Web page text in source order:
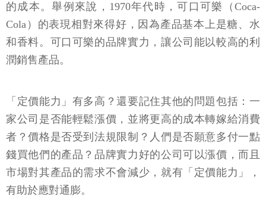
的成本。舉例來說，1970年代時，可口可樂（Coca-
Cola）的表現相對來得好，因為產品基本上是糖、水
和香料。可口可樂的品牌實力，讓公司能以較高的利
潤銷售產品。
「定價能力」有多高？還要記住其他的問題包括：一
家公司是否能輕鬆漲價，並將更高的成本轉嫁給消費
者？價格是否受到法規限制？人們是否願意多付一點
錢買他們的產品？品牌實力好的公司可以漲價，而且
市場對其產品的需求不會減少，就有「定價能力」，
有助於應對通膨。